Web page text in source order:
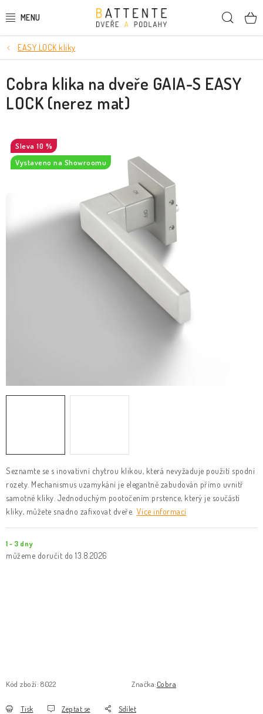
na
DVEŘE
SMRKOVÉ DVEŘE
PODLAHY
LIŠTY A DEKORAČNÍ PRVKY
NÁSTĚNNÉ PANELY
Proč s námi
EASY LOCK kliky
Seznamte se s inovativní chytrou klikou, která nevyžaduje použití spodní
rozety. Mechanismus uzamykání je elegantně zabudován přímo uvnitř
samotné kliky. Jednoduchým pootočením prstence, který je součástí
kliky, můžete snadno zafixovat dveře. Více informací
1 - 3 dny
13.8.2026
Kód zboží: 8022 Značka:Cobra
Tisk Zeptat se Sdílet
Cobra klika na dveře GAIA-S EASY
LOCK (nerez mat)
10 %
Vystaveno na Showroomu